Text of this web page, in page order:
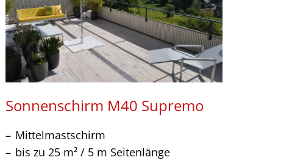
Sonnenschirm M40 Supremo
Mittelmastschirm
bis zu 25 m² / 5 m Seitenlänge